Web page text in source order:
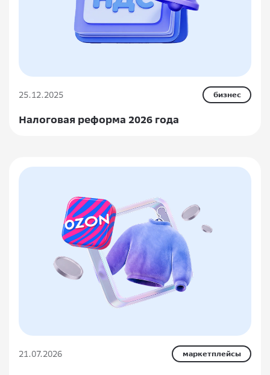
25.12.2025 бизнес
Налоговая реформа 2026 года
21.07.2026 маркетплейсы